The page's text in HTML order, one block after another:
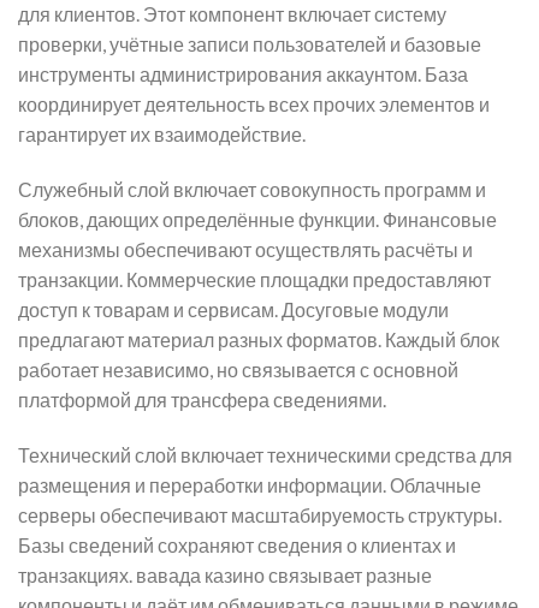
для клиентов. Этот компонент включает систему
проверки, учётные записи пользователей и базовые
инструменты администрирования аккаунтом. База
координирует деятельность всех прочих элементов и
гарантирует их взаимодействие.
Служебный слой включает совокупность программ и
блоков, дающих определённые функции. Финансовые
механизмы обеспечивают осуществлять расчёты и
транзакции. Коммерческие площадки предоставляют
доступ к товарам и сервисам. Досуговые модули
предлагают материал разных форматов. Каждый блок
работает независимо, но связывается с основной
платформой для трансфера сведениями.
Технический слой включает техническими средства для
размещения и переработки информации. Облачные
серверы обеспечивают масштабируемость структуры.
Базы сведений сохраняют сведения о клиентах и
транзакциях. вавада казино связывает разные